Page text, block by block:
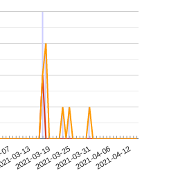
03-13
2021-03-192021-03-252021-03-312021-04-062021-04-12